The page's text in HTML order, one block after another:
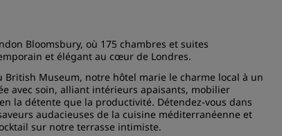
Bloomsbury, où 175 chambres et suites
et élégant au cœur de Londres.
British Museum, notre hôtel marie le charme local à un
avec soin, alliant intérieurs apaisants, mobilier
la détente que la productivité. Détendez-vous dans
audacieuses de la cuisine méditerranéenne et
sur notre terrasse intimiste.